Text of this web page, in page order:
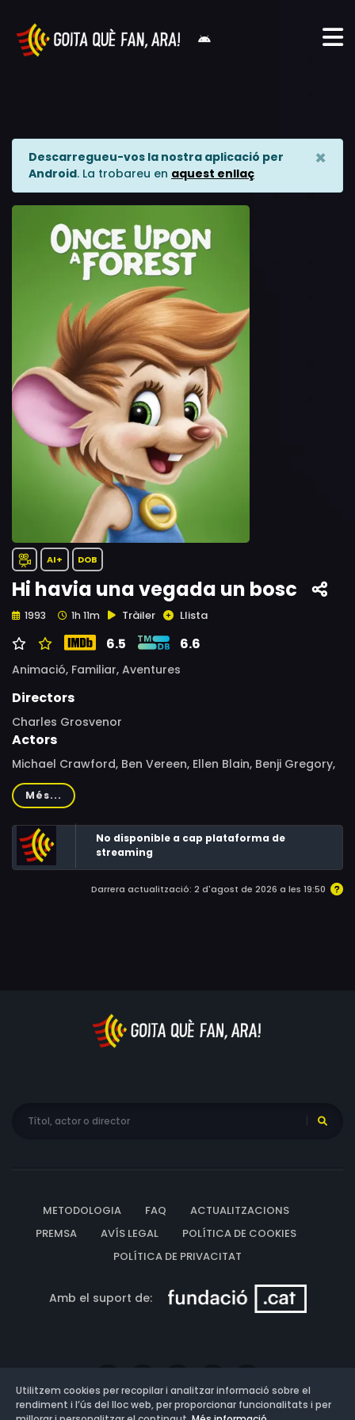
Descarregueu-vos la nostra aplicació per
Android. La trobareu en aquest enllaç
×
AI+ DOB
Hi havia una vegada un bosc
1993 1h 11m Tràiler Llista
6.5 6.6
Animació, Familiar, Aventures
Directors
Charles Grosvenor
Actors
Michael Crawford, Ben Vereen, Ellen Blain, Benji Gregory,
Paige Gosney, Elisabeth Moss, Paul Eiding, Janet Waldo,
Will Estes, Charlie Adler, Rickey D'Shon Collins, Angel
Harper, Don Reed, Robert David Hall, Susan Silo
Més...
No disponible a cap plataforma de
streaming
Darrera actualització: 2 d'agost de 2026 a les 19:50
METODOLOGIA FAQ
ACTUALITZACIONS
PREMSA
AVÍS LEGAL
POLÍTICA DE COOKIES
POLÍTICA DE PRIVACITAT
Amb el suport de:
Utilitzem cookies per recopilar i analitzar informació sobre el
rendiment i l’ús del lloc web, per proporcionar funcionalitats i per